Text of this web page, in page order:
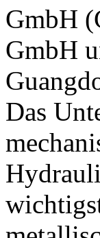
GmbH
GmbH
Das